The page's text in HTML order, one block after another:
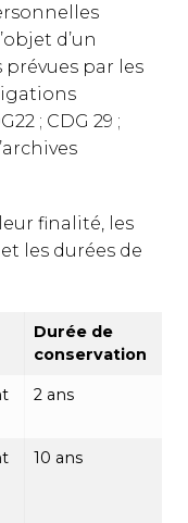
d’un
par les
; CDG 29 ;
finalité, les
les durées de
Durée de
conservation
2 ans
10 ans